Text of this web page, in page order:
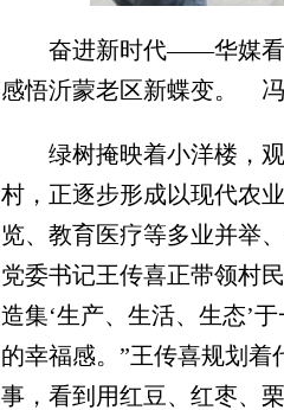
奋进新时代——华媒看山
感悟沂蒙老区新蝶变。
绿树掩映着小洋楼，观
村，正逐步形成以现代农
览、教育医疗等多业并举
党委书记王传喜正带领村
造集‘生产、生活、生态’
的幸福感。”王传喜规划
事，看到用红豆、红枣、